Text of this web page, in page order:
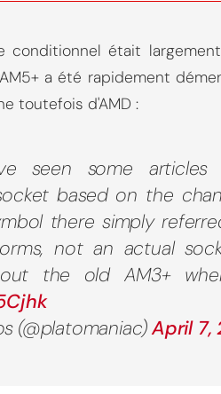
conditionnel était
a été rapidement
toutefois d'AMD :
seen some articles
based on the
there simply
not an actual
the old AM3+
(@platomaniac)April 7,